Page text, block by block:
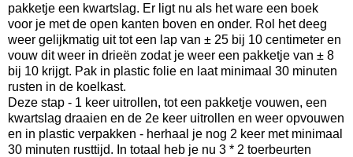
pakketje een kwartslag. Er ligt nu als het ware een boek
voor je met de open kanten boven en onder. Rol het deeg
weer gelijkmatig uit tot een lap van ± 25 bij 10 centimeter en
vouw dit weer in drieën zodat je weer een pakketje van ± 8
bij 10 krijgt. Pak in plastic folie en laat minimaal 30 minuten
rusten in de koelkast.
Deze stap - 1 keer uitrollen, tot een pakketje vouwen, een
kwartslag draaien en de 2e keer uitrollen en weer opvouwen
en in plastic verpakken - herhaal je nog 2 keer met minimaal
30 minuten rusttijd. In totaal heb je nu 3 * 2 toerbeurten